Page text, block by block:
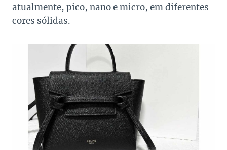
atualmente, pico, nano e micro, em diferentes
cores sólidas.